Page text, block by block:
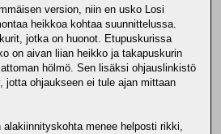
version, niin en usko Losi
heikkoa kohtaa suunnittelussa.
jotka on huonot. Etupuskurissa
on aivan liian heikko ja takapuskurin
hölmö. Sen lisäksi ohjauslinkistö
jotta ohjaukseen ei tule ajan mittaan
menee helposti rikki,